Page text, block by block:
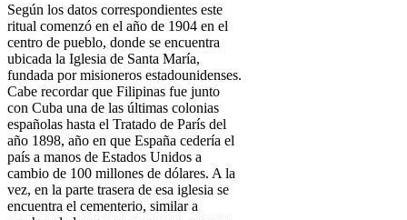
Según los datos correspondientes este
ritual comenzó en el año de 1904 en el
centro de pueblo, donde se encuentra
ubicada la Iglesia de Santa María,
fundada por misioneros estadounidenses.
Cabe recordar que Filipinas fue junto
con Cuba una de las últimas colonias
españolas hasta el Tratado de París del
año 1898, año en que España cedería el
país a manos de Estados Unidos a
cambio de 100 millones de dólares. A la
vez, en la parte trasera de esa iglesia se
encuentra el cementerio, similar a